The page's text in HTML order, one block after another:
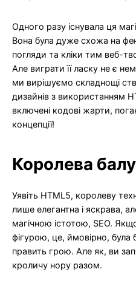
Одного разу існувала ця
Вона була дуже схожа на
погляди та кліки тим веб-
Але виграти її ласку не є
ми вирішуємо складнощі
дизайнів з використанням
включені кодові жарти,
концепції!
Королева
Уявіть HTML5, королеву
лише елегантна і яскрава,
магічною істотою, SEO.
фігурою, це, ймовірно, була
править грою. Але як, ви
кроличу нору разом.